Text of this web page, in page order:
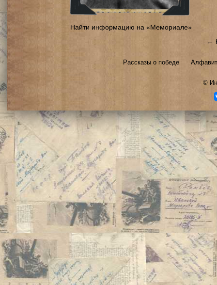
Найти информацию на «Мемориале»
←
Рассказы о победе
©